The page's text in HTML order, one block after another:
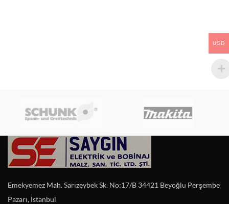
Emekyemez Mah. Sarızeybek Sk. No:17/B 34421 Beyoğlu Perşembe
Pazarı, İstanbul
USD